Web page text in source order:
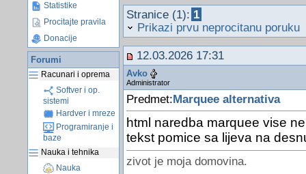
Statistike
Procitajte pravila
Donacije
Forumi
Racunari i oprema
Softver i op.
sistemi
Hardver i mreze
Programiranje i
baze
Nauka i tehnika
Nauka
Stranice (1): 1
Prikazi prvu neprocitanu poruku
12.03.2026 17:31
Avko
Administrator
Predmet: Marquee alternativa
html naredba marquee vise
tekst pomice sa lijeva na
zivot je moja domovina.